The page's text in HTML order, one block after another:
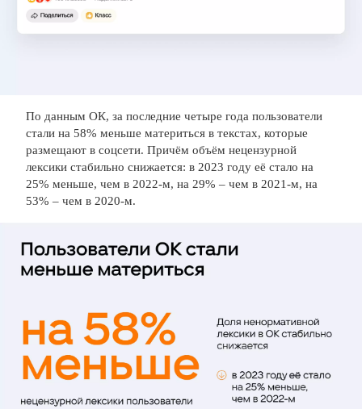
По данным ОК, за последние четыре года пользователи
стали на 58% меньше материться в текстах, которые
размещают в соцсети. Причём объём нецензурной
лексики стабильно снижается: в 2023 году её стало на
25% меньше, чем в 2022-м, на 29% – чем в 2021-м, на
53% – чем в 2020-м.